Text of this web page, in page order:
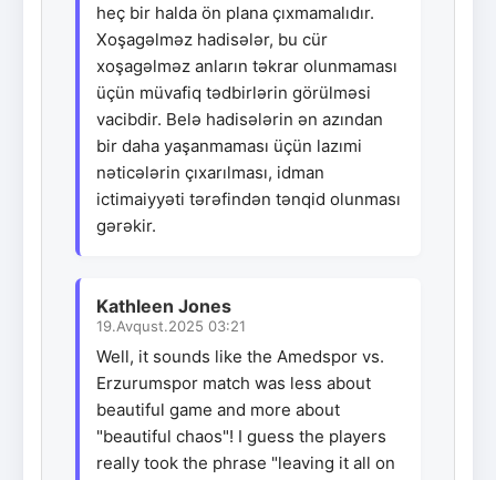
heç bir halda ön plana çıxmamalıdır.
Xoşagəlməz hadisələr, bu cür
xoşagəlməz anların təkrar olunmaması
üçün müvafiq tədbirlərin görülməsi
vacibdir. Belə hadisələrin ən azından
bir daha yaşanmaması üçün lazımi
nəticələrin çıxarılması, idman
ictimaiyyəti tərəfindən tənqid olunması
gərəkir.
Kathleen Jones
19.Avqust.2025 03:21
Well, it sounds like the Amedspor vs.
Erzurumspor match was less about
beautiful game and more about
"beautiful chaos"! I guess the players
really took the phrase "leaving it all on